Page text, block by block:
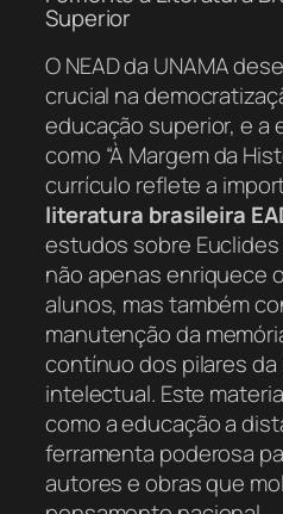
Superior
O NEAD da UNAMA
crucial na
educação superior, e a
como “À Margem da
currículo reflete a
literatura brasileira
estudos sobre Euclides
não apenas enriquece
alunos, mas também
manutenção da
contínuo dos pilares
intelectual. Este
como a educação a
ferramenta poderosa
autores e obras que